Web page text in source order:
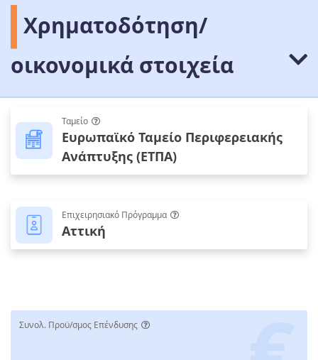
Χρηματοδότηση/
οικονομικά στοιχεία
Ταμείο
Ευρωπαϊκό Ταμείο Περιφερειακής
Ανάπτυξης (ΕΤΠΑ)
Επιχειρησιακό Πρόγραμμα
Αττική
Συνολ. Προϋ/σμος Επένδυσης